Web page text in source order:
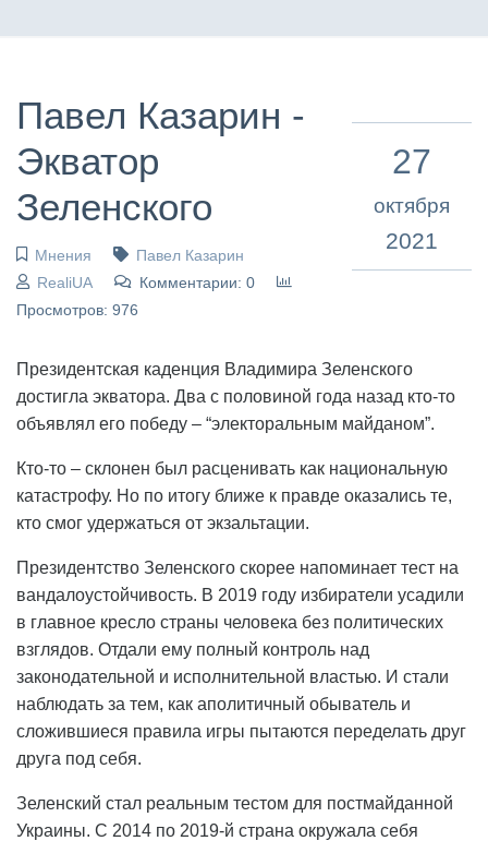
Павел Казарин -
Экватор
Зеленского
Мнения
Павел Казарин
RealiUA
Комментарии: 0
Просмотров: 976
27
октября
2021
Президентская каденция Владимира Зеленского
достигла экватора. Два с половиной года назад кто-то
объявлял его победу – “электоральным майданом”.
Кто-то – склонен был расценивать как национальную
катастрофу. Но по итогу ближе к правде оказались те,
кто смог удержаться от экзальтации.
Президентство Зеленского скорее напоминает тест на
вандалоустойчивость. В 2019 году избиратели усадили
в главное кресло страны человека без политических
взглядов. Отдали ему полный контроль над
законодательной и исполнительной властью. И стали
наблюдать за тем, как аполитичный обыватель и
сложившиеся правила игры пытаются переделать друг
друга под себя.
Зеленский стал реальным тестом для постмайданной
Украины. С 2014 по 2019-й страна окружала себя